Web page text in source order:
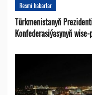
Resmi habarlar
Türkmenistanyň
Konfederasiýasynyň